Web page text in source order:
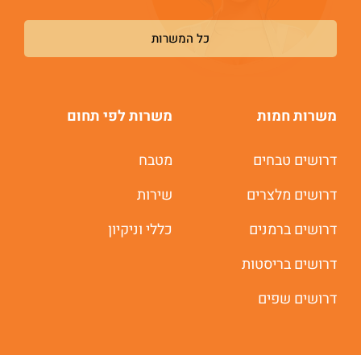
כל המשרות
משרות חמות
דרושים טבחים
דרושים מלצרים
דרושים ברמנים
דרושים בריסטות
דרושים שפים
משרות לפי תחום
מטבח
שירות
כללי וניקיון